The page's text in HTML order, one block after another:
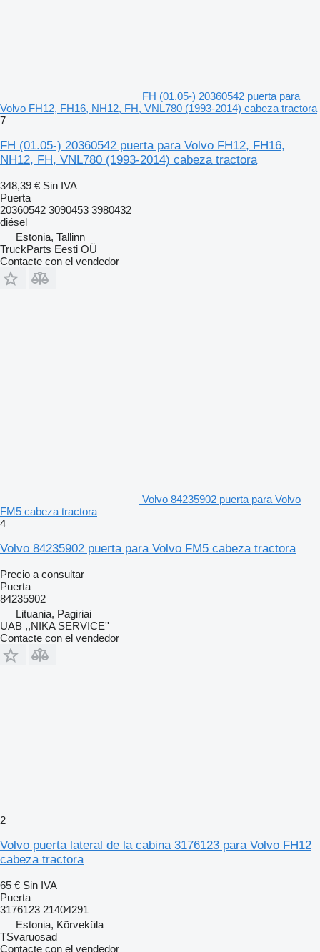
FH (01.05-) 20360542 puerta para
Volvo FH12, FH16, NH12, FH, VNL780 (1993-2014) cabeza tractora
7
FH (01.05-) 20360542 puerta para Volvo FH12, FH16,
NH12, FH, VNL780 (1993-2014) cabeza tractora
348,39 € Sin IVA
Puerta
20360542 3090453 3980432
diésel
Estonia, Tallinn
TruckParts Eesti OÜ
Contacte con el vendedor
Volvo 84235902 puerta para Volvo
FM5 cabeza tractora
4
Volvo 84235902 puerta para Volvo FM5 cabeza tractora
Precio a consultar
Puerta
84235902
Lituania, Pagiriai
UAB ,,NIKA SERVICE''
Contacte con el vendedor
2
Volvo puerta lateral de la cabina 3176123 para Volvo FH12
cabeza tractora
65 € Sin IVA
Puerta
3176123 21404291
Estonia, Kõrveküla
TSvaruosad
Contacte con el vendedor